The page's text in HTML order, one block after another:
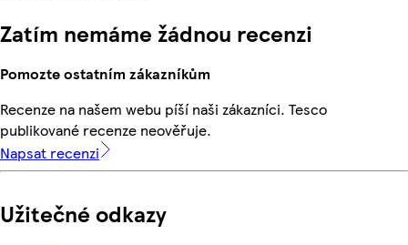
Zatím nemáme žádnou recenzi
Pomozte ostatním zákazníkům
Recenze na našem webu píší naši zákazníci. Tesco
publikované recenze neověřuje.
Napsat recenzi
Užitečné odkazy